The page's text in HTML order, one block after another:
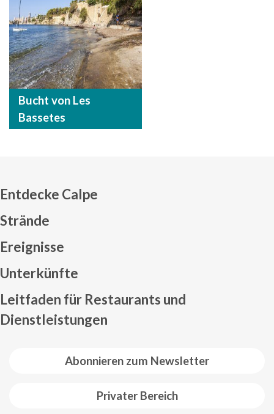
Bucht von Les
Bassetes
Abonnieren zum Newsletter
Privater Bereich
Entdecke Calpe
Strände
Ereignisse
Unterkünfte
Leitfaden für Restaurants und
Dienstleistungen